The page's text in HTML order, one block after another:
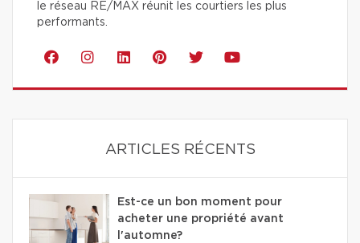
le réseau RE/MAX réunit les courtiers les plus
performants.
ARTICLES RÉCENTS
Est-ce un bon moment pour
acheter une propriété avant
l'automne?